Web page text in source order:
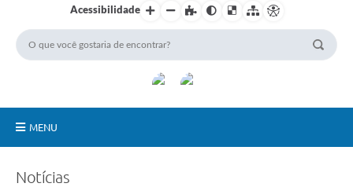
Acessibilidade
MENU
Notícias